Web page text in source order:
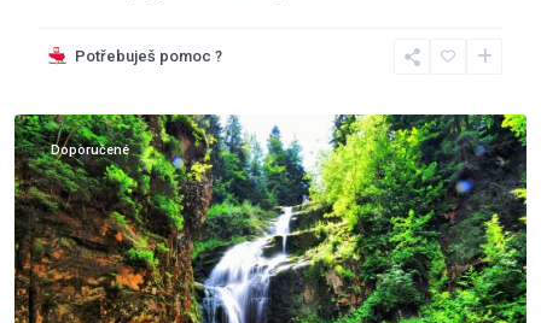
Potřebuješ pomoc ?
Szklarska
Doporučené